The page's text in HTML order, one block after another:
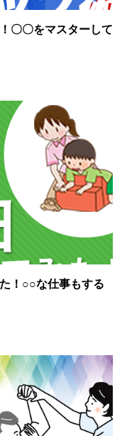
〇〇をマスターして
！○○な仕事もする